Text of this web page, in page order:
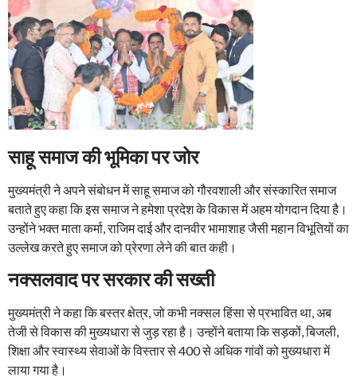
साहू समाज की भूमिका पर जोर
मुख्यमंत्री ने अपने संबोधन में साहू समाज को गौरवशाली और संस्कारित समाज
बताते हुए कहा कि इस समाज ने हमेशा प्रदेश के विकास में अहम योगदान दिया है।
उन्होंने भक्त माता कर्मा, राजिम दाई और दानवीर भामाशाह जैसी महान विभूतियों का
उल्लेख करते हुए समाज को प्रेरणा लेने की बात कही।
नक्सलवाद पर सरकार की सख्ती
मुख्यमंत्री ने कहा कि बस्तर क्षेत्र, जो कभी नक्सल हिंसा से प्रभावित था, अब
तेजी से विकास की मुख्यधारा से जुड़ रहा है। उन्होंने बताया कि सड़कों, बिजली,
शिक्षा और स्वास्थ्य सेवाओं के विस्तार से 400 से अधिक गांवों को मुख्यधारा में
लाया गया है।